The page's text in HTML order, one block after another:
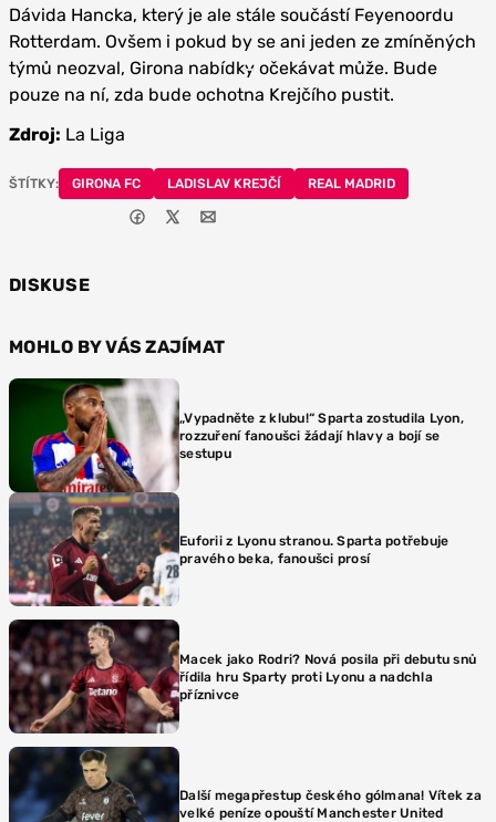
Dávida Hancka, který je ale stále součástí Feyenoordu
Rotterdam. Ovšem i pokud by se ani jeden ze zmíněných
týmů neozval, Girona nabídky očekávat může. Bude
pouze na ní, zda bude ochotna Krejčího pustit.
Zdroj: La Liga
ŠTÍTKY: GIRONA FC LADISLAV KREJČÍ REAL MADRID
DISKUSE
MOHLO BY VÁS ZAJÍMAT
„Vypadněte z klubu!“ Sparta zostudila Lyon,
rozzuření fanoušci žádají hlavy a bojí se
sestupu
Euforii z Lyonu stranou. Sparta potřebuje
pravého beka, fanoušci prosí
Macek jako Rodri? Nová posila při debutu snů
řídila hru Sparty proti Lyonu a nadchla
příznivce
Další megapřestup českého gólmana! Vítek za
velké peníze opouští Manchester United